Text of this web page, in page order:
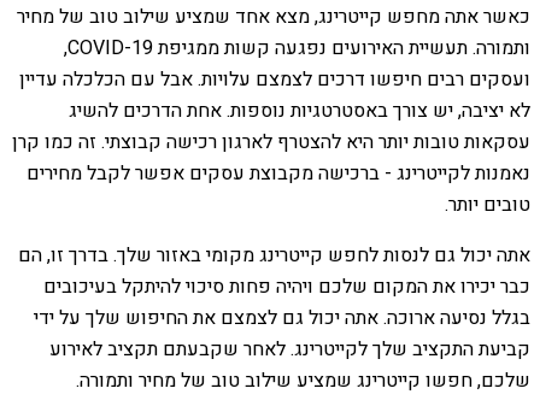
כאשר אתה מחפש קייטרינג, מצא אחד שמציע שילוב טוב של מחיר
ותמורה. תעשיית האירועים נפגעה קשות ממגיפת COVID-19,
ועסקים רבים חיפשו דרכים לצמצם עלויות. אבל עם הכלכלה עדיין
לא יציבה, יש צורך באסטרטגיות נוספות. אחת הדרכים להשיג
עסקאות טובות יותר היא להצטרף לארגון רכישה קבוצתי. זה כמו קרן
נאמנות לקייטרינג - ברכישה מקבוצת עסקים אפשר לקבל מחירים
טובים יותר.
אתה יכול גם לנסות לחפש קייטרינג מקומי באזור שלך. בדרך זו, הם
כבר יכירו את המקום שלכם ויהיה פחות סיכוי להיתקל בעיכובים
בגלל נסיעה ארוכה. אתה יכול גם לצמצם את החיפוש שלך על ידי
קביעת התקציב שלך לקייטרינג. לאחר שקבעתם תקציב לאירוע
שלכם, חפשו קייטרינג שמציע שילוב טוב של מחיר ותמורה.